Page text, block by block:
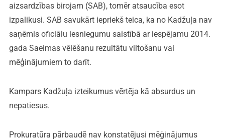
aizsardzības birojam (SAB), tomēr atsaucība esot
izpalikusi. SAB savukārt iepriekš teica, ka no Kadžuļa nav
saņēmis oficiālu iesniegumu saistībā ar iespējamu 2014.
gada Saeimas vēlēšanu rezultātu viltošanu vai
mēģinājumiem to darīt.
Kampars Kadžuļa izteikumus vērtēja kā absurdus un
nepatiesus.
Prokuratūra pārbaudē nav konstatējusi mēģinājumus